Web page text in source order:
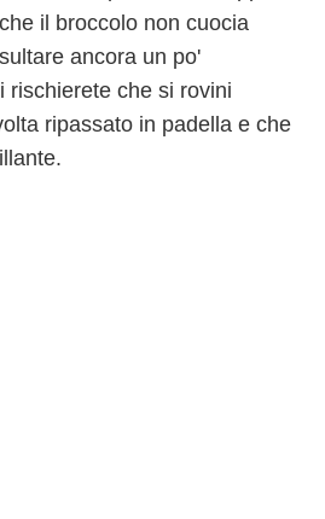
il broccolo non cuocia
ancora un po'
rischierete che si rovini
ripassato in padella e che